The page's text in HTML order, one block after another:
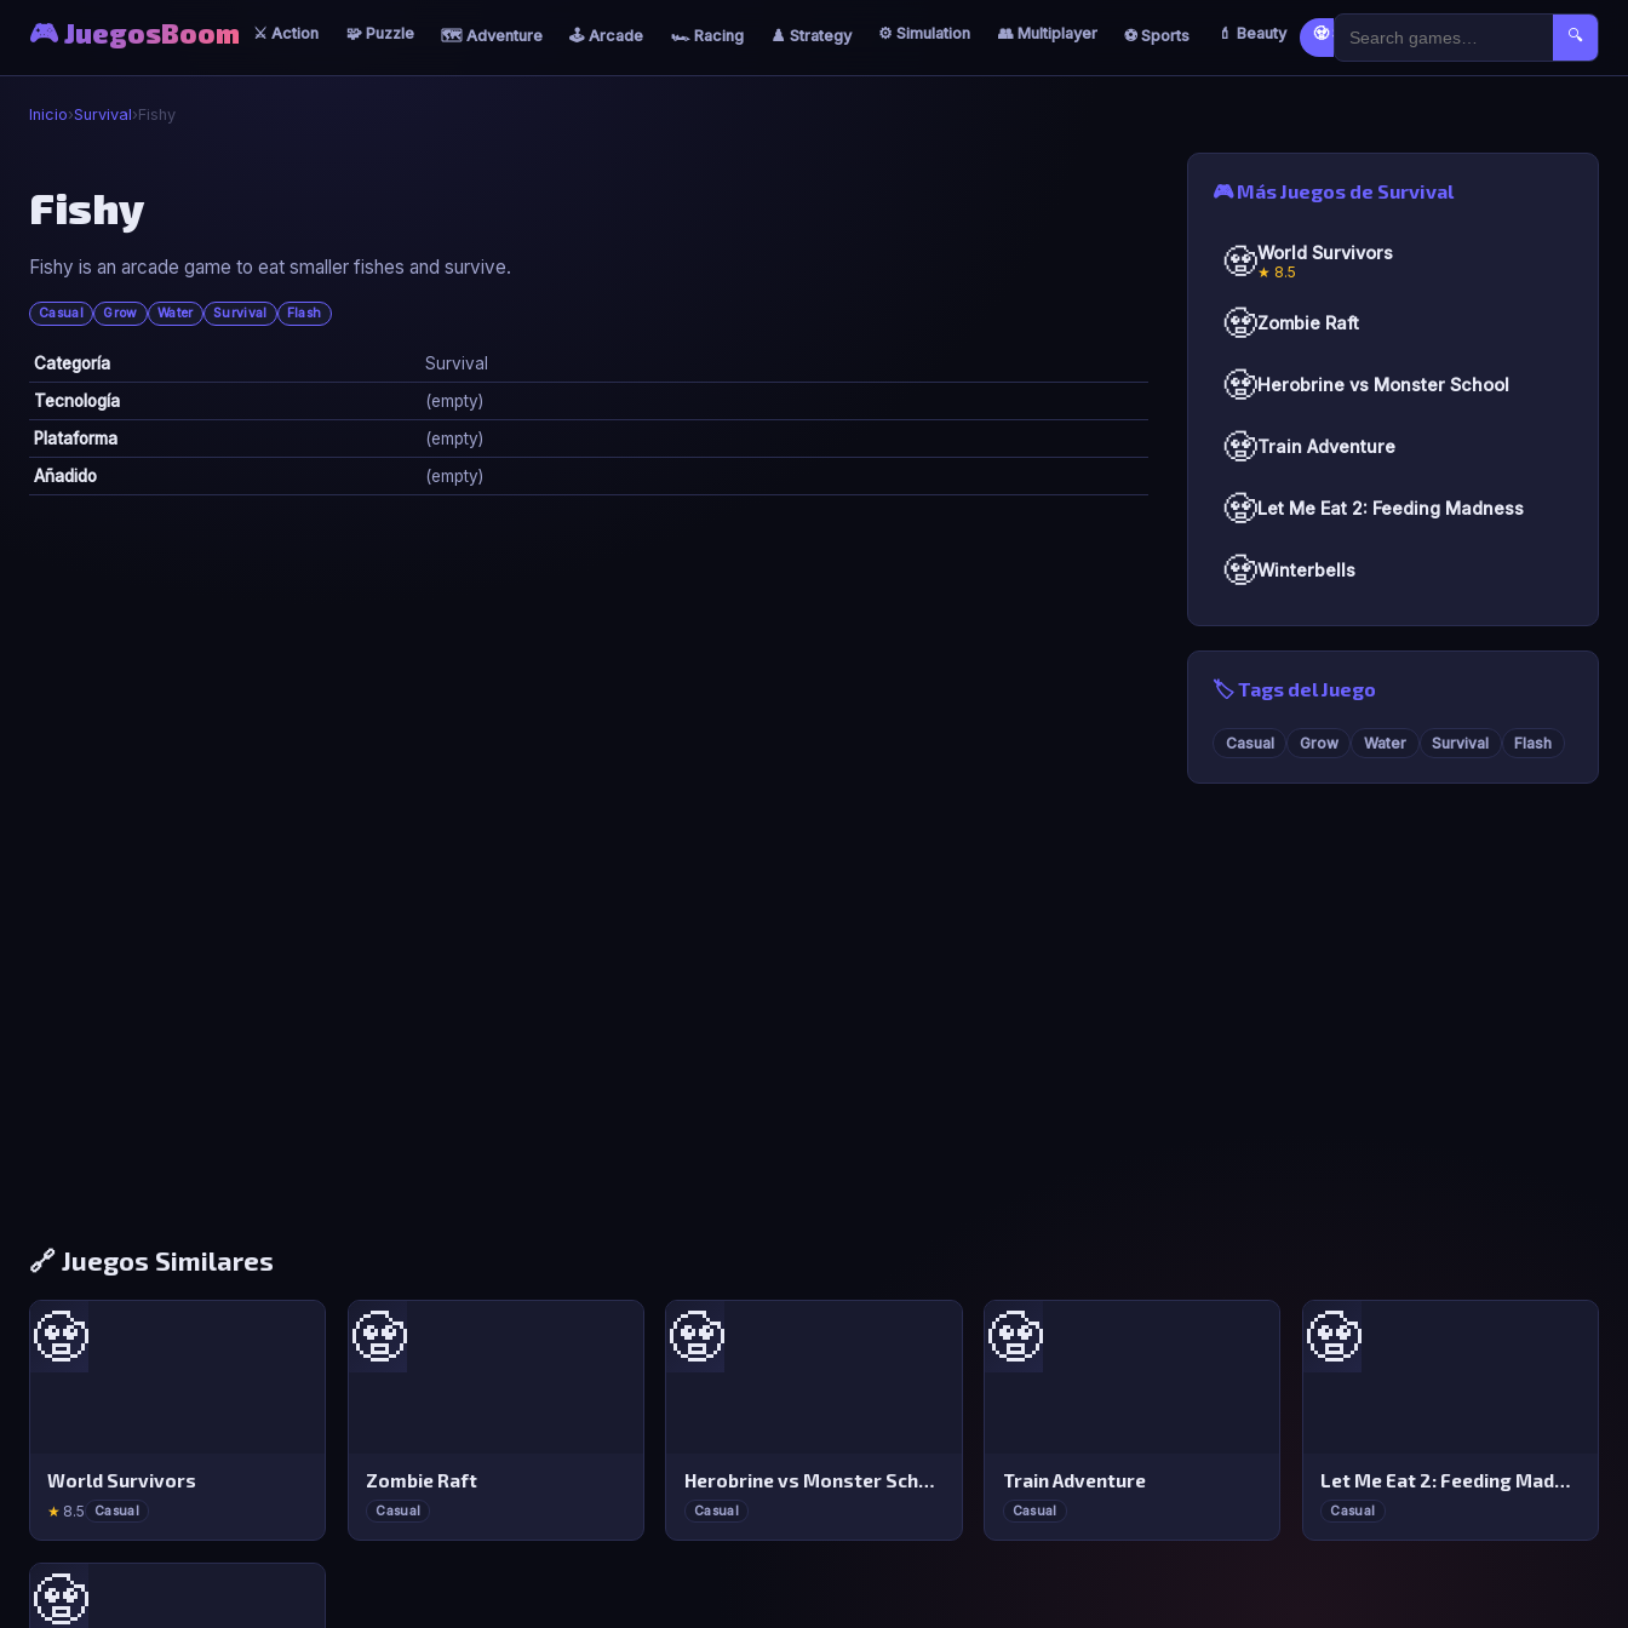
🎮 JuegosBoom ⚔️ Action 🧩 Puzzle 🗺️ Adventure 🕹️ Arcade 🏎️ Racing ♟️ Strategy ⚙️ Simulation 👥 Multiplayer ⚽ Sports 💄 Beauty 🧟 Survival 🐣 Kids 🔍
Inicio›Survival›Fishy
🧟
Fishy
▶ Jugar Ahora
Fishy
Fishy is an arcade game to eat smaller fishes and survive.
Casual Grow Water Survival Flash
Categoría
Survival
Tecnología
(empty)
Plataforma
(empty)
Añadido
(empty)
🎮 Más Juegos de Survival
🧟World Survivors
★ 8.5
🧟Zombie Raft
🧟Herobrine vs Monster School
🧟Train Adventure
🧟Let Me Eat 2: Feeding Madness
🧟Winterbells
🏷️ Tags del Juego
Casual Grow Water Survival Flash
🔗 Juegos Similares
🧟
World Survivors
★ 8.5 Casual
🧟
Zombie Raft
Casual
🧟
Herobrine vs Monster School
Casual
🧟
Train Adventure
Casual
🧟
Let Me Eat 2: Feeding Madness
Casual
🧟